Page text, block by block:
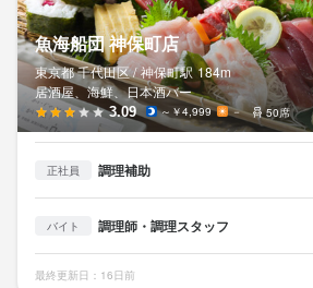
魚海船団 神保町店
東京都 千代田区 / 神保町駅 184m
居酒屋、海鮮、日本酒バー
3.09 ～￥4,999 － 50席
正社員 調理補助
バイト 調理師・調理スタッフ
最終更新日：16日前
さらに、メニューの考案やイベントの企画
の演出づくりなど、
「自分のアイデアを実際に形にする」こと
事ならでは。
自由度の高い働き方ができるため、20〜
フも多数活躍しています。
仲間と楽しみながら、本気で成長したい人
シフト管理やスタッフの育成、売上管理
るさまざまな業務に挑戦できます。
「飲食の仕事＝接客だけ」というイメージ
キルまで身につけられる環境です。
中途入社の社員が半数以上で、多くは未
アルバイトから社員へ、その後店長へとい
輩もたくさん活躍中です。
年齢や経験に左右されず、頑張りがそのま
ます。
アルバイトから社員へ、その後店長へと
輩もたくさん活躍中です。
年齢や経験に左右されず、頑張りがそのま
ます。
さらに、メニューの考案やイベントの企
の演出づくりなど、
「自分のアイデアを実際に形にする」こ
事ならでは。
自由度の高い働き方ができるため、20〜
中途入社の社員が半数以上で、多くは未
アルバイトから社員へ、その後店長へと
輩もたくさん活躍中です。
年齢や経験に左右されず、頑張りがその
ます。
さらに、メニューの考案やイベントの企画
の演出づくりなど、
「自分のアイデアを実際に形にする」こと
事ならでは。